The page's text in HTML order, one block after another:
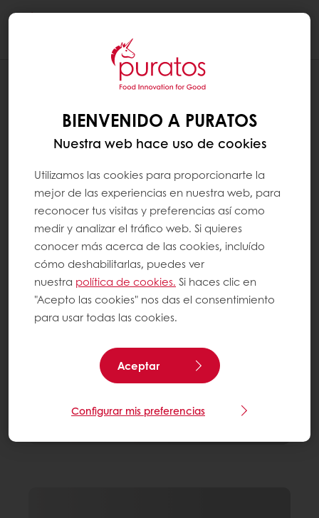
BIENVENIDO A PURATOS
Nuestra web hace uso de cookies
Utilizamos las cookies para proporcionarte la
mejor de las experiencias en nuestra web, para
reconocer tus visitas y preferencias así como
medir y analizar el tráfico web. Si quieres
conocer más acerca de las cookies, incluído
cómo deshabilitarlas, puedes ver
nuestra política de cookies. Si haces clic en
"Acepto las cookies" nos das el consentimiento
para usar todas las cookies.
Aceptar
Configurar mis preferencias